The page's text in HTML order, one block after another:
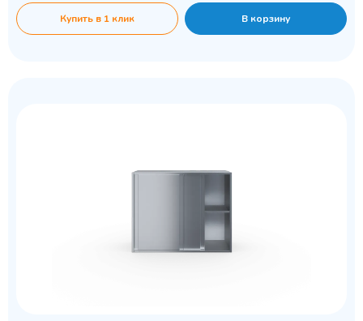
Купить в 1 клик В корзину